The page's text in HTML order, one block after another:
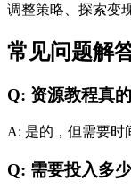
调整策略、探索变
常见问题解
Q: 资源教程真
A: 是的，但需要时
Q: 需要投入多